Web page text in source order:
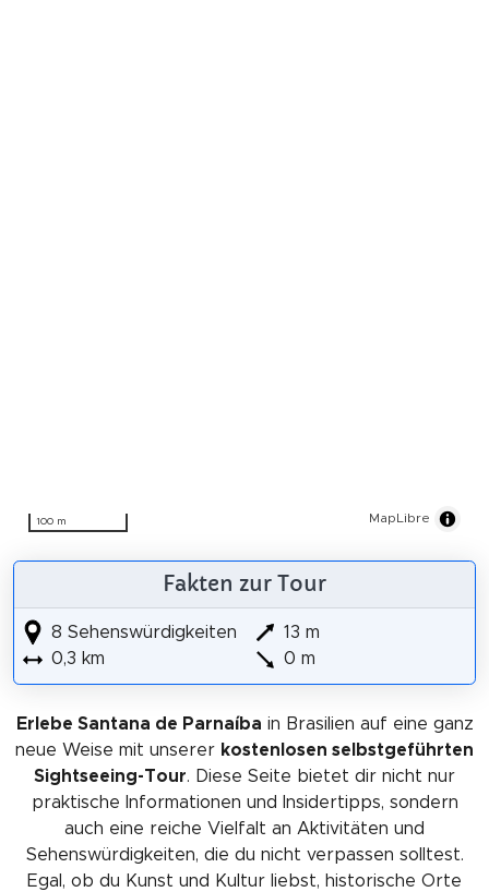
100 m MapLibre
Fakten zur Tour
8 Sehenswürdigkeiten
0,3 km
13 m
0 m
Erlebe Santana de Parnaíba in Brasilien auf eine ganz
neue Weise mit unserer kostenlosen selbstgeführten
Sightseeing-Tour. Diese Seite bietet dir nicht nur
praktische Informationen und Insidertipps, sondern
auch eine reiche Vielfalt an Aktivitäten und
Sehenswürdigkeiten, die du nicht verpassen solltest.
Egal, ob du Kunst und Kultur liebst, historische Orte